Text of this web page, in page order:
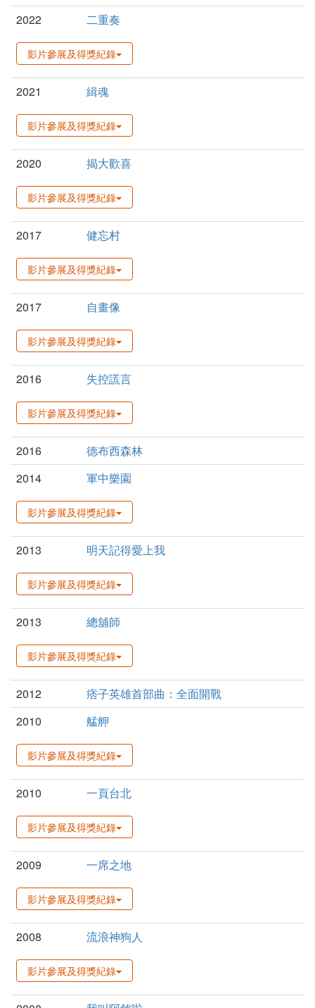
2022 二重奏
影片參展及得獎紀錄
2021 緝魂
影片參展及得獎紀錄
2020 揭大歡喜
影片參展及得獎紀錄
2017 健忘村
影片參展及得獎紀錄
2017 自畫像
影片參展及得獎紀錄
2016 失控謊言
影片參展及得獎紀錄
2016
德布西森林
2014
軍中樂園
影片參展及得獎紀錄
2013 明天記得愛上我
影片參展及得獎紀錄
2013 總舖師
影片參展及得獎紀錄
2012
痞子英雄首部曲：全面開戰
2010
艋舺
影片參展及得獎紀錄
2010 一頁台北
影片參展及得獎紀錄
2009 一席之地
影片參展及得獎紀錄
2008 流浪神狗人
影片參展及得獎紀錄